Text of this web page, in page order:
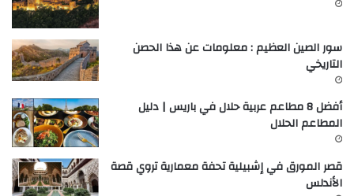
سور الصين العظيم : معلومات عن هذا الحصن
التاريخي
أفضل 8 مطاعم عربية حلال في باريس | دليل
المطاعم الحلال
قصر المورق في إشبيلية تحفة معمارية تروي قصة
الأندلس